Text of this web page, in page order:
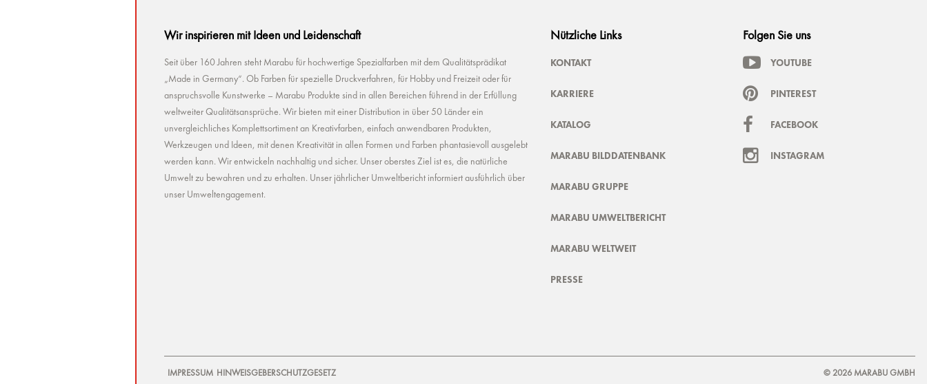
Wir inspirieren mit Ideen und Leidenschaft
Seit über 160 Jahren steht Marabu für hochwertige Spezialfarben mit dem Qualitätsprädikat
„Made in Germany“. Ob Farben für spezielle Druckverfahren, für Hobby und Freizeit oder für
anspruchsvolle Kunstwerke – Marabu Produkte sind in allen Bereichen führend in der Erfüllung
weltweiter Qualitätsansprüche. Wir bieten mit einer Distribution in über 50 Länder ein
unvergleichliches Komplettsortiment an Kreativfarben, einfach anwendbaren Produkten,
Werkzeugen und Ideen, mit denen Kreativität in allen Formen und Farben phantasievoll ausgelebt
werden kann. Wir entwickeln nachhaltig und sicher. Unser oberstes Ziel ist es, die natürliche
Umwelt zu bewahren und zu erhalten. Unser jährlicher Umweltbericht informiert ausführlich über
unser Umweltengagement.
Nützliche Links
KONTAKT
KARRIERE
KATALOG
MARABU BILDDATENBANK
MARABU GRUPPE
MARABU UMWELTBERICHT
MARABU WELTWEIT
PRESSE
Folgen Sie uns
YOUTUBE
PINTEREST
FACEBOOK
INSTAGRAM
IMPRESSUM HINWEISGEBERSCHUTZGESETZ © 2026 MARABU GMBH